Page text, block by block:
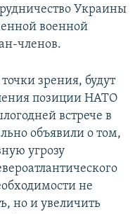
Украины
военной
членов.
зрения, будут
позиции НАТО
встрече в
объявили о том,
угрозу
не
но и увеличить